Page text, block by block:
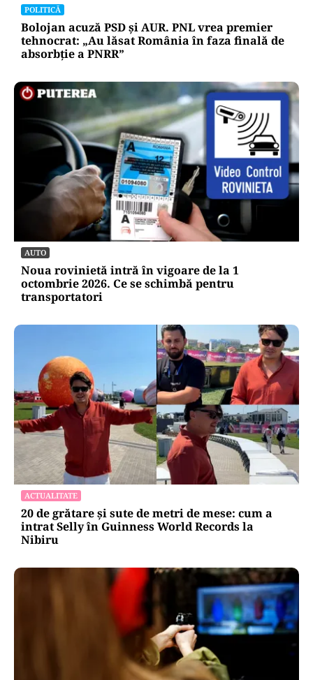
POLITICĂ
Bolojan acuză PSD și AUR. PNL vrea premier
tehnocrat: „Au lăsat România în faza finală de
absorbţie a PNRR”
AUTO
Noua rovinietă intră în vigoare de la 1
octombrie 2026. Ce se schimbă pentru
transportatori
ACTUALITATE
20 de grătare și sute de metri de mese: cum a
intrat Selly în Guinness World Records la
Nibiru